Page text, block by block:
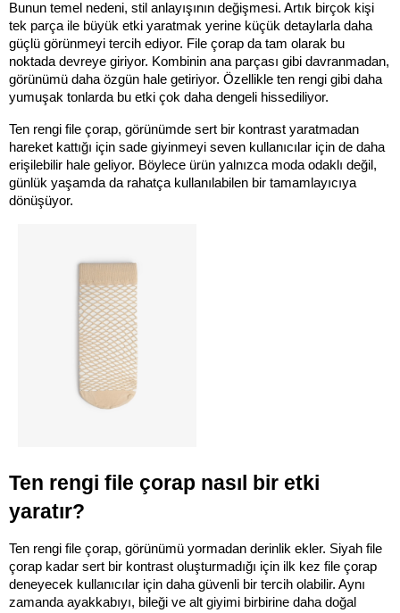
Bunun temel nedeni, stil anlayışının değişmesi. Artık birçok kişi
tek parça ile büyük etki yaratmak yerine küçük detaylarla daha
güçlü görünmeyi tercih ediyor. File çorap da tam olarak bu
noktada devreye giriyor. Kombinin ana parçası gibi davranmadan,
görünümü daha özgün hale getiriyor. Özellikle ten rengi gibi daha
yumuşak tonlarda bu etki çok daha dengeli hissediliyor.
Ten rengi file çorap, görünümde sert bir kontrast yaratmadan
hareket kattığı için sade giyinmeyi seven kullanıcılar için de daha
erişilebilir hale geliyor. Böylece ürün yalnızca moda odaklı değil,
günlük yaşamda da rahatça kullanılabilen bir tamamlayıcıya
dönüşüyor.
Ten rengi file çorap nasıl bir etki
yaratır?
Ten rengi file çorap, görünümü yormadan derinlik ekler. Siyah file
çorap kadar sert bir kontrast oluşturmadığı için ilk kez file çorap
deneyecek kullanıcılar için daha güvenli bir tercih olabilir. Aynı
zamanda ayakkabıyı, bileği ve alt giyimi birbirine daha doğal